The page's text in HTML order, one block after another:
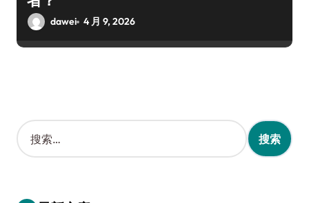
dawei 4 月 9, 2026
搜
索
：